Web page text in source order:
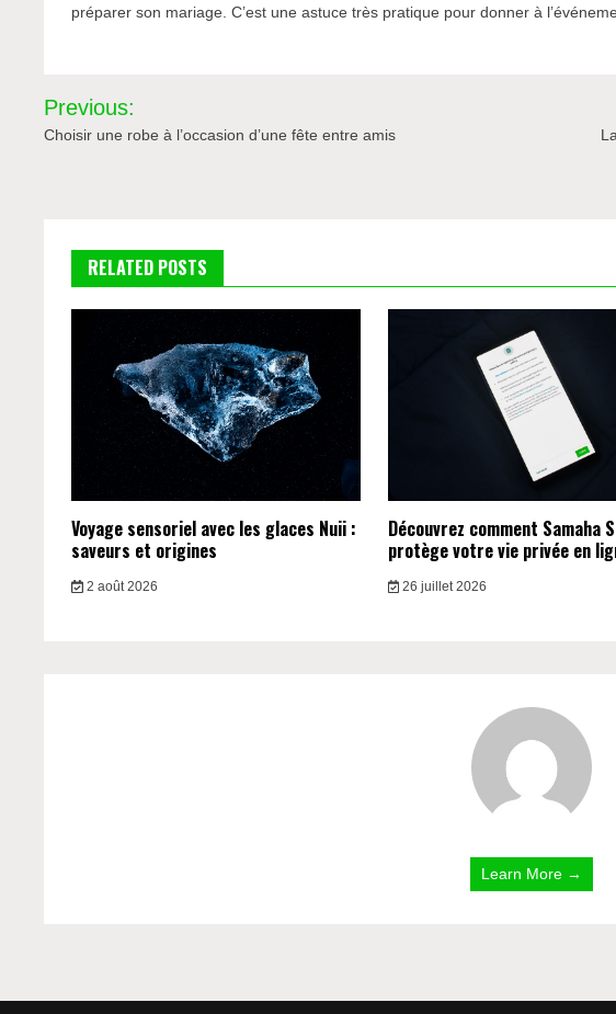
préparer son mariage. C’est une astuce très pratique pour donner à
Navigation
de
Previous:
Choisir une robe à l’occasion d’une fête entre amis
RELATED POSTS
Voyage sensoriel avec les glaces Nuii :
saveurs et origines
2 août 2026
Découvrez comment Samaha
protège votre vie privée en
26 juillet 2026
Learn More →